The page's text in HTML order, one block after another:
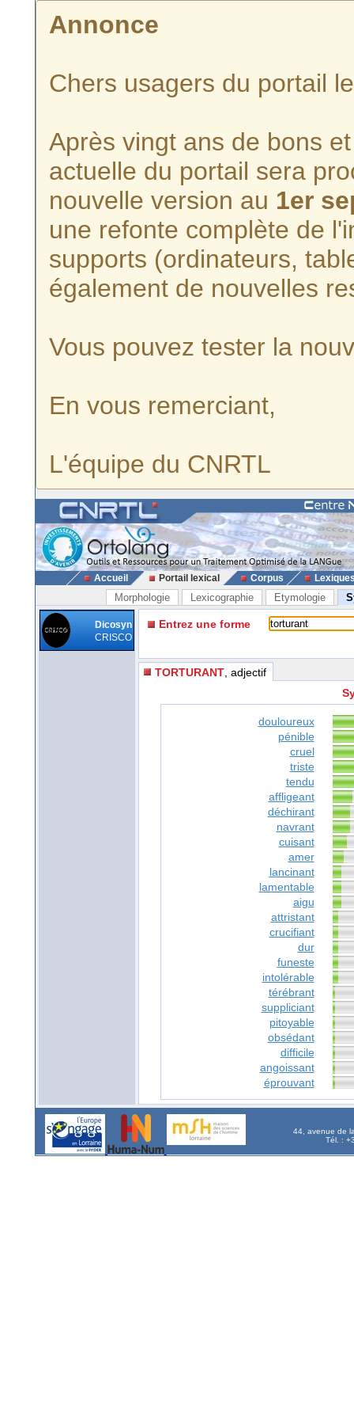
Annonce
Chers usagers du portail
Après vingt ans de bons
actuelle du portail sera
nouvelle version au 1er
une refonte complète de
supports (ordinateurs,
également de nouvelles
Vous pouvez tester la
En vous remerciant,
L'équipe du CNRTL
Accueil Portail lexical Corpus
Morphologie Lexicographie Etymologie
Dicosyn
CRISCO
Entrez une forme
TORTURANT , adjectif
douloureux
pénible
cruel
triste
tendu
affligeant
déchirant
navrant
cuisant
amer
lancinant
lamentable
aigu
attristant
crucifiant
dur
funeste
intolérable
térébrant
suppliciant
pitoyable
obsédant
difficile
angoissant
éprouvant
44, avenue de
Tél. :